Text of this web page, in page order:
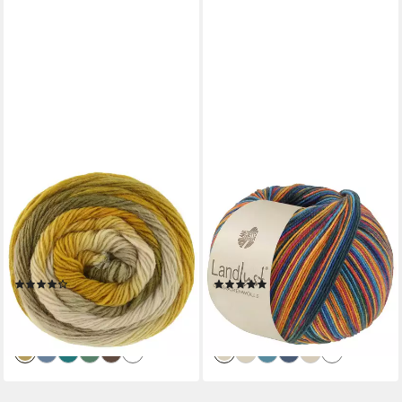
LANA GROSSA
MEILENWEIT 100 g COLOR
MIX Häkelwolle, 400 m (4-
fach Sockenwolle -
Farbenpracht), 100 g
(5)
9,95 €
(99,50 €/ 1 kg)
lieferbar - in 3-4 Werktagen bei dir
LANA GROSSA
Landlust DIE SOCKENWOLLE
mit Seide Häkelwolle, 400 m
(Sockengarn von Lana Grossa
und Landlust), 100 g
(3)
11,95 €
(119,50 €/ 1 kg)
lieferbar - in 3-4 Werktagen bei dir